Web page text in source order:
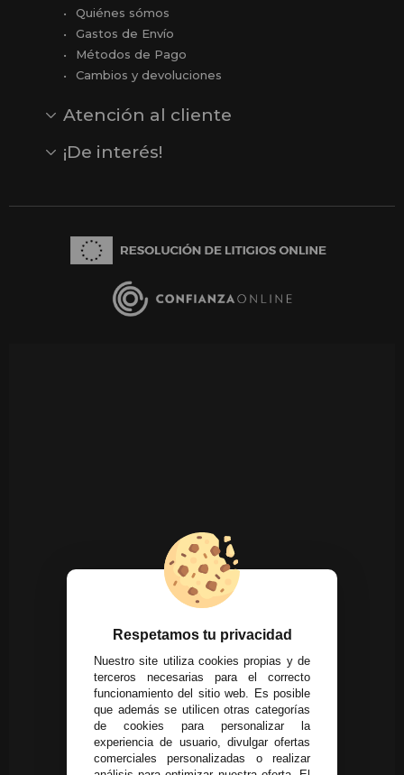
Quiénes sómos
Gastos de Envío
Métodos de Pago
Cambios y devoluciones
Atención al cliente
Opiniones
Reseñas en Google
¡De interés!
Respetamos tu privacidad
Nuestro site utiliza cookies propias y de
terceros necesarias para el correcto
funcionamiento del sitio web. Es posible
que además se utilicen otras categorías
de cookies para personalizar la
experiencia de usuario, divulgar ofertas
comerciales personalizadas o realizar